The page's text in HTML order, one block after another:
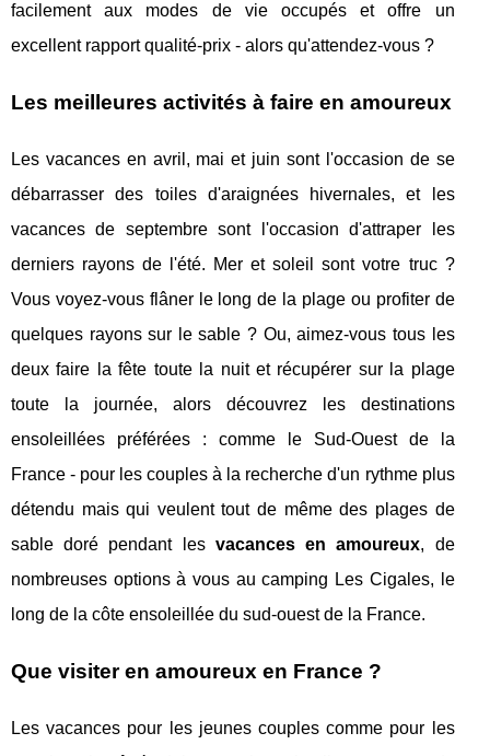
facilement aux modes de vie occupés et offre un
excellent rapport qualité-prix - alors qu'attendez-vous ?
Les meilleures activités à faire en amoureux
Les vacances en avril, mai et juin sont l'occasion de se
débarrasser des toiles d'araignées hivernales, et les
vacances de septembre sont l'occasion d'attraper les
derniers rayons de l'été. Mer et soleil sont votre truc ?
Vous voyez-vous flâner le long de la plage ou profiter de
quelques rayons sur le sable ? Ou, aimez-vous tous les
deux faire la fête toute la nuit et récupérer sur la plage
toute la journée, alors découvrez les destinations
ensoleillées préférées : comme le Sud-Ouest de la
France - pour les couples à la recherche d'un rythme plus
détendu mais qui veulent tout de même des plages de
sable doré pendant les vacances en amoureux, de
nombreuses options à vous au camping Les Cigales, le
long de la côte ensoleillée du sud-ouest de la France.
Que visiter en amoureux en France ?
Les vacances pour les jeunes couples comme pour les